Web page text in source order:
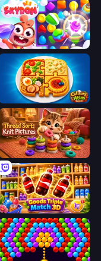
Skydom
Culinary Atlas
Thread Sort: Knit Pictures
Goods Triple Match 3D